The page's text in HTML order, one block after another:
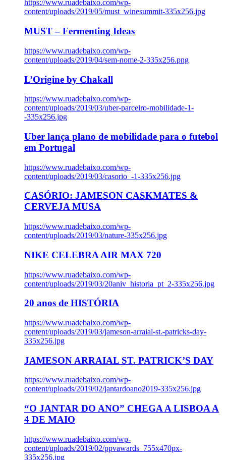
https://www.ruadebaixo.com/wp-
content/uploads/2019/05/must_winesummit-335x256.jpg
MUST – Fermenting Ideas
https://www.ruadebaixo.com/wp-
content/uploads/2019/04/sem-nome-2-335x256.png
L’Origine by Chakall
https://www.ruadebaixo.com/wp-
content/uploads/2019/03/uber-parceiro-mobilidade-1-
-335x256.jpg
Uber lança plano de mobilidade para o futebol
em Portugal
https://www.ruadebaixo.com/wp-
content/uploads/2019/03/casorio_-1-335x256.jpg
CASÓRIO: JAMESON CASKMATES &
CERVEJA MUSA
https://www.ruadebaixo.com/wp-
content/uploads/2019/03/nature-335x256.jpg
NIKE CELEBRA AIR MAX 720
https://www.ruadebaixo.com/wp-
content/uploads/2019/03/20aniv_historia_pt_2-335x256.jpg
20 anos de HISTÓRIA
https://www.ruadebaixo.com/wp-
content/uploads/2019/03/jameson-arraial-st.-patricks-day-
335x256.jpg
JAMESON ARRAIAL ST. PATRICK’S DAY
https://www.ruadebaixo.com/wp-
content/uploads/2019/02/jantardoano2019-335x256.jpg
“O JANTAR DO ANO” CHEGA A LISBOA A
4 DE MAIO
https://www.ruadebaixo.com/wp-
content/uploads/2019/02/ppvawards_755x470px-
335x256.jpg